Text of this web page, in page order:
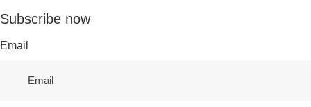
Subscribe now
Email